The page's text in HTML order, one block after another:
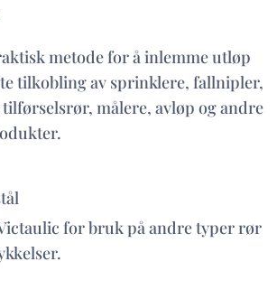
metode for å inlemme utløp
tilkobling av sprinklere, fallnipler,
målere, avløp og andre
for bruk på andre typer rør